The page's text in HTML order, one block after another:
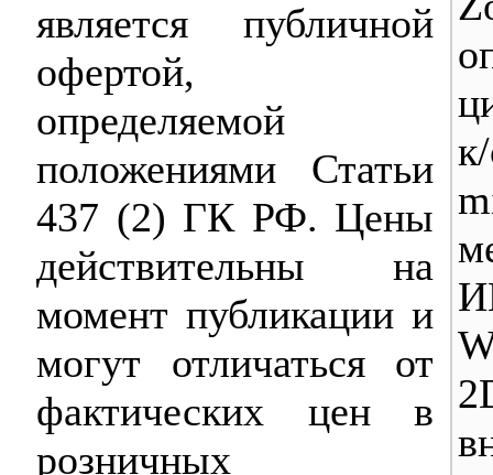
является публичной
офертой,
определяемой
положениями Статьи
437 (2) ГК РФ. Цены
действительны на
момент публикации и
могут отличаться от
фактических цен в
розничных